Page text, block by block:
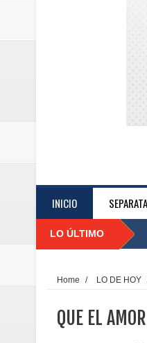
INICIO
LO ÚLTIMO
Home / LO DE HOY
QUE EL